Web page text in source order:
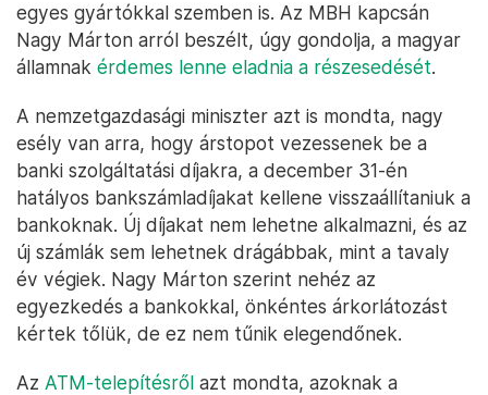
egyes gyártókkal szemben is. Az MBH kapcsán
Nagy Márton arról beszélt, úgy gondolja, a magyar
államnak érdemes lenne eladnia a részesedését.
A nemzetgazdasági miniszter azt is mondta, nagy
esély van arra, hogy árstopot vezessenek be a
banki szolgáltatási díjakra, a december 31-én
hatályos bankszámladíjakat kellene visszaállítaniuk a
bankoknak. Új díjakat nem lehetne alkalmazni, és az
új számlák sem lehetnek drágábbak, mint a tavaly
év végiek. Nagy Márton szerint nehéz az
egyezkedés a bankokkal, önkéntes árkorlátozást
kértek tőlük, de ez nem tűnik elegendőnek.
Az ATM-telepítésről azt mondta, azoknak a